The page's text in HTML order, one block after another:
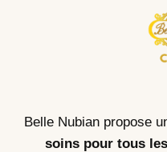
Belle Nubian propose
soins pour tous